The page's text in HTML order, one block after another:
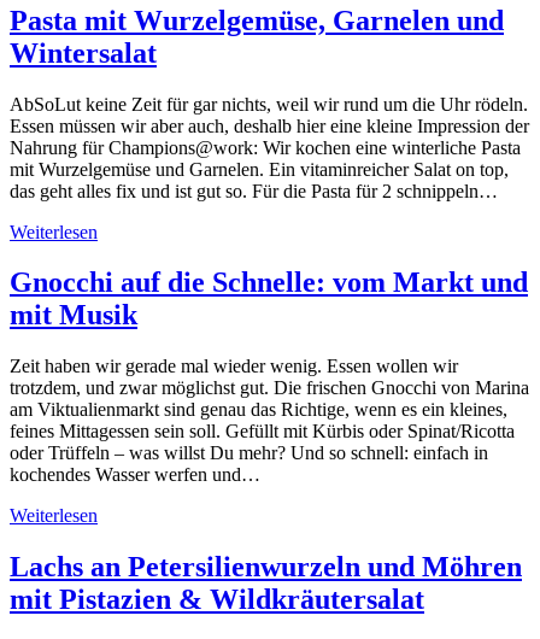
Pasta mit Wurzelgemüse, Garnelen und
Wintersalat
AbSoLut keine Zeit für gar nichts, weil wir rund um die Uhr rödeln.
Essen müssen wir aber auch, deshalb hier eine kleine Impression der
Nahrung für Champions@work: Wir kochen eine winterliche Pasta
mit Wurzelgemüse und Garnelen. Ein vitaminreicher Salat on top,
das geht alles fix und ist gut so. Für die Pasta für 2 schnippeln…
Weiterlesen
Gnocchi auf die Schnelle: vom Markt und
mit Musik
Zeit haben wir gerade mal wieder wenig. Essen wollen wir
trotzdem, und zwar möglichst gut. Die frischen Gnocchi von Marina
am Viktualienmarkt sind genau das Richtige, wenn es ein kleines,
feines Mittagessen sein soll. Gefüllt mit Kürbis oder Spinat/Ricotta
oder Trüffeln – was willst Du mehr? Und so schnell: einfach in
kochendes Wasser werfen und…
Weiterlesen
Lachs an Petersilienwurzeln und Möhren
mit Pistazien & Wildkräutersalat